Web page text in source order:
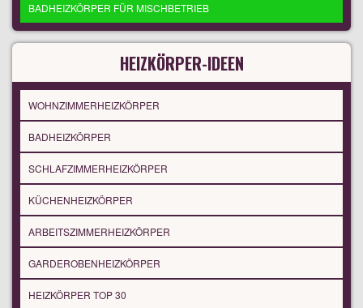
BADHEIZKÖRPER FÜR MISCHBETRIEB
HEIZKÖRPER-IDEEN
WOHNZIMMERHEIZKÖRPER
BADHEIZKÖRPER
SCHLAFZIMMERHEIZKÖRPER
KÜCHENHEIZKÖRPER
ARBEITSZIMMERHEIZKÖRPER
GARDEROBENHEIZKÖRPER
HEIZKÖRPER TOP 30